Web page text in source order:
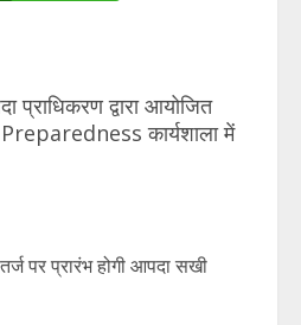
प्राधिकरण द्वारा आयोजित
कार्यशाला में
पर प्रारंभ होगी आपदा सखी